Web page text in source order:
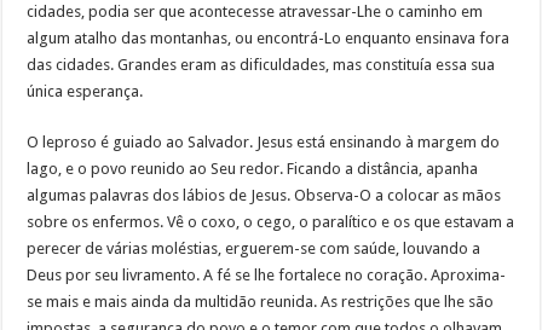
cidades, podia ser que acontecesse atravessar-Lhe o caminho em
algum atalho das montanhas, ou encontrá-Lo enquanto ensinava fora
das cidades. Grandes eram as dificuldades, mas constituía essa sua
única esperança.
O leproso é guiado ao Salvador. Jesus está ensinando à margem do
lago, e o povo reunido ao Seu redor. Ficando a distância, apanha
algumas palavras dos lábios de Jesus. Observa-O a colocar as mãos
sobre os enfermos. Vê o coxo, o cego, o paralítico e os que estavam a
perecer de várias moléstias, erguerem-se com saúde, louvando a
Deus por seu livramento. A fé se lhe fortalece no coração. Aproxima-
se mais e mais ainda da multidão reunida. As restrições que lhe são